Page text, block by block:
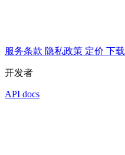
服务条款 隐私政策 定价 下载
开发者
API docs